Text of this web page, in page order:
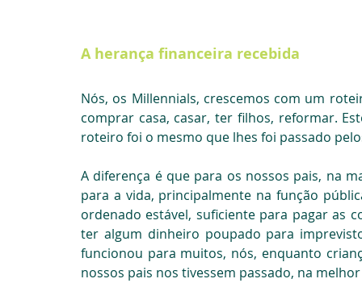
A herança financeira recebida
Nós, os Millennials, crescemos com um
comprar casa, casar, ter filhos, reformar.
roteiro foi o mesmo que lhes foi passado
A diferença é que para os nossos pais, na
para a vida, principalmente na função
ordenado estável, suficiente para pagar as
ter algum dinheiro poupado para
funcionou para muitos, nós, enquanto
nossos pais nos tivessem passado, na